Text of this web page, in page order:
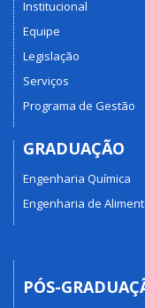
Institucional
Equipe
Legislação
Serviços
Programa de Gestão
GRADUAÇÃO
Engenharia Química
Engenharia de
PÓS-